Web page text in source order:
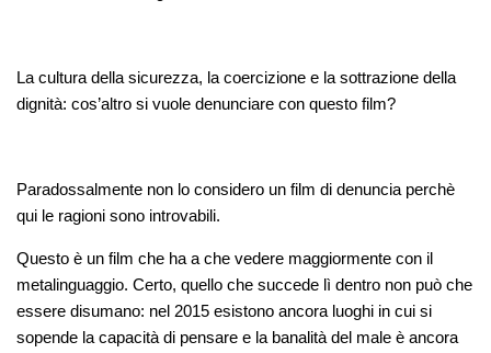
La cultura della sicurezza, la coercizione e la sottrazione della
dignità: cos’altro si vuole denunciare con questo film?
Paradossalmente non lo considero un film di denuncia perchè
qui le ragioni sono introvabili.
Questo è un film che ha a che vedere maggiormente con il
metalinguaggio. Certo, quello che succede lì dentro non può che
essere disumano: nel 2015 esistono ancora luoghi in cui si
sopende la capacità di pensare e la banalità del male è ancora